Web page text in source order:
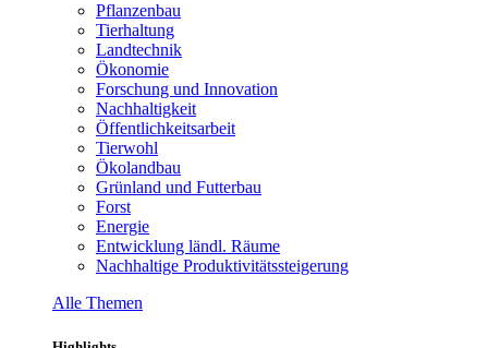
Pflanzenbau
Tierhaltung
Landtechnik
Ökonomie
Forschung und Innovation
Nachhaltigkeit
Öffentlichkeitsarbeit
Tierwohl
Ökolandbau
Grünland und Futterbau
Forst
Energie
Entwicklung ländl. Räume
Nachhaltige Produktivitätssteigerung
Alle Themen